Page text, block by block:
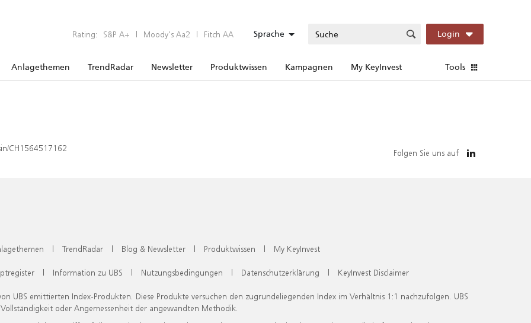
Rating: S&P A+ | Moody’s Aa2 | Fitch AA Sprache Login
Anlagethemen TrendRadar Newsletter Produktwissen Kampagnen My KeyInvest Tools
CH1564517162 Folgen Sie uns auf
| TrendRadar | Blog & Newsletter | Produktwissen | My KeyInvest
| Information zu UBS | Nutzungsbedingungen | Datenschutzerklärung | KeyInvest Disclaimer
UBS emittierten Index-Produkten. Diese Produkte versuchen den zugrundeliegenden Index im Verhältnis 1:1 nachzufolgen. UBS
oder Angemessenheit der angewandten Methodik.